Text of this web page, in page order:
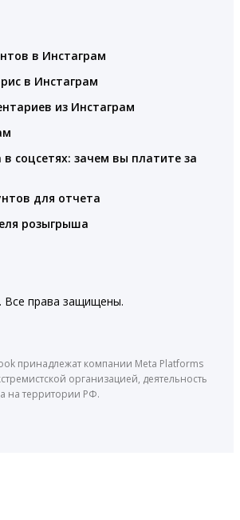
в Инстаграм
в Инстаграм
из Инстаграм
в соцсетях: зачем вы платите за
для отчета
розыгрыша
Все права защищены.
принадлежат компании Meta Platforms
организацией, деятельность
на территории РФ.